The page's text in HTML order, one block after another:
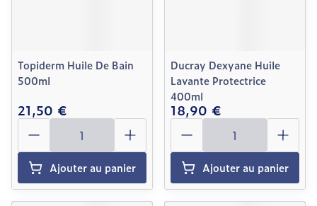
Topiderm Huile De Bain
500ml
21,50 €
Quantité
Ajouter au panier
Ducray Dexyane Huile
Lavante Protectrice
400ml
18,90 €
Quantité
Ajouter au panier